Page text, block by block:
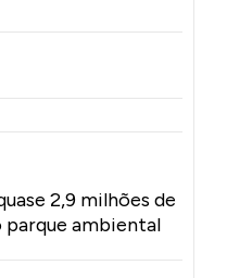
2,9 milhões de
parque ambiental